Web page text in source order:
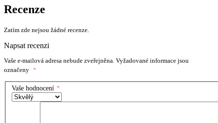
Recenze
Zatím zde nejsou žádné recenze.
Napsat recenzi
Vaše e-mailová adresa nebude zveřejněna. Vyžadované informace jsou
označeny *
Vaše hodnocení *